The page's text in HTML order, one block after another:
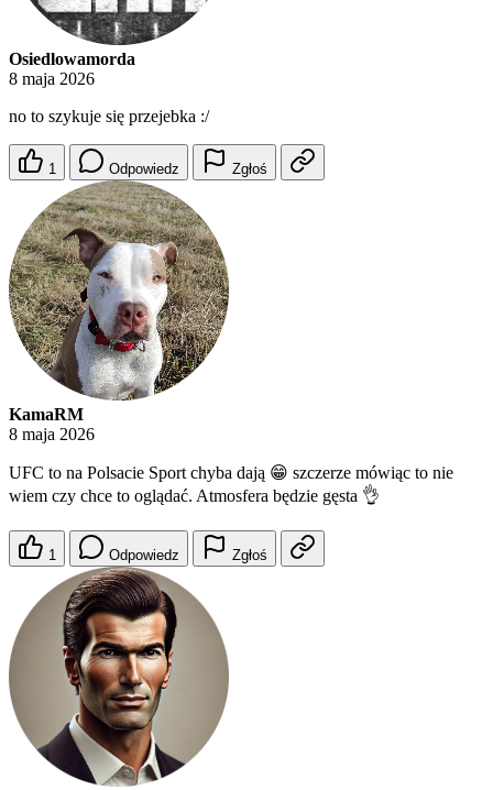
Osiedlowamorda
8 maja 2026
no to szykuje się przejebka :/
1 Odpowiedz Zgłoś
KamaRM
8 maja 2026
UFC to na Polsacie Sport chyba dają 😁 szczerze mówiąc to nie
wiem czy chce to oglądać. Atmosfera będzie gęsta 👌
1 Odpowiedz Zgłoś